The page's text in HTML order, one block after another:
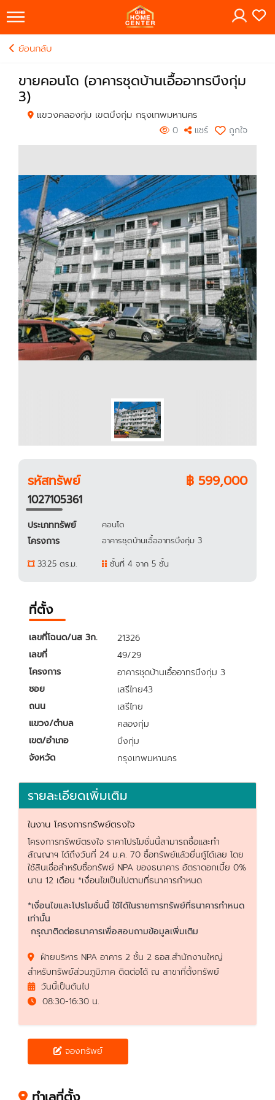
×
ย้อนกลับ
ขายคอนโด (อาคารชุดบ้านเอื้ออาทรบึงกุ่ม
3)
แขวงคลองกุ่ม เขตบึงกุ่ม กรุงเทพมหานคร
0 แชร์ ถูกใจ
รหัสทรัพย์
1027105361
฿ 599,000
ประเภททรัพย์ คอนโด
โครงการ
อาคารชุดบ้านเอื้ออาทรบึงกุ่ม 3
33.25 ตร.ม.
ชั้นที่ 4 จาก 5 ชั้น
ที่ตั้ง
เลขที่โฉนด/นส 3ก.
21326
เลขที่
49/29
โครงการ
อาคารชุดบ้านเอื้ออาทรบึงกุ่ม 3
ซอย
เสรีไทย43
ถนน
เสรีไทย
แขวง/ตำบล
คลองกุ่ม
เขต/อำเภอ
บึงกุ่ม
จังหวัด
กรุงเทพมหานคร
รายละเอียดเพิ่มเติม
ในงาน โครงการทรัพย์ตรงใจ
โครงการทรัพย์ตรงใจ ราคาโปรโมชั่นนี้สามารถซื้อและทำ
สัญญาฯ ได้ถึงวันที่ 24 ม.ค. 70 ซื้อทรัพย์แล้วยื่นกู้ได้เลย โดย
ใช้สินเชื่อสำหรับซื้อทรัพย์ NPA ของธนาคาร อัตราดอกเบี้ย 0%
นาน 12 เดือน *เงื่อนไขเป็นไปตามที่ธนาคารกำหนด
*เงื่อนไขและโปรโมชั่นนี้ ใช้ได้ในรายการทรัพย์ที่ธนาคารกำหนด
เท่านั้น
กรุณาติดต่อธนาคารเพื่อสอบถามข้อมูลเพิ่มเติม
ฝ่ายบริหาร NPA อาคาร 2 ชั้น 2 ธอส.สำนักงานใหญ่
สำหรับทรัพย์ส่วนภูมิภาค ติดต่อได้ ณ สาขาที่ตั้งทรัพย์
วันนี้เป็นต้นไป
08:30-16:30 น.
จองทรัพย์